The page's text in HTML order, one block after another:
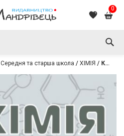
0
Середня та старша школа ХІМІЯ Контрольні роботи з хімії. 8 клас